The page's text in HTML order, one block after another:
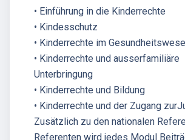
• Einführung in die Kinderrechte
• Kindesschutz
• Kinderrechte im
• Kinderrechte und ausserfamiliäre
Unterbringung
• Kinderrechte und Bildung
• Kinderrechte und der Zugang
Zusätzlich zu den nationalen
Referenten wird jedes Modul